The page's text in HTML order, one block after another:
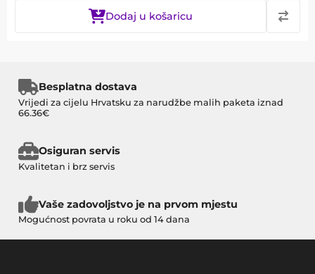
Dodaj u košaricu
Besplatna dostava
Vrijedi za cijelu Hrvatsku za narudžbe malih paketa iznad
66.36€
Osiguran servis
Kvalitetan i brz servis
Vaše zadovoljstvo je na prvom mjestu
Mogućnost povrata u roku od 14 dana